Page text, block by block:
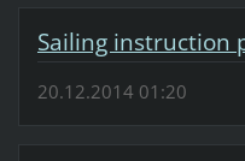
Sailing instruction
20.12.2014 01:20